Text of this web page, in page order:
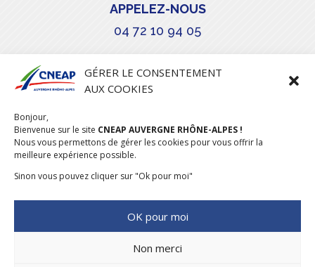
GÉRER LE CONSENTEMENT
AUX COOKIES
Bonjour,
Bienvenue sur le site CNEAP AUVERGNE RHÔNE-ALPES !
Nous vous permettons de gérer les cookies pour vous offrir la
meilleure expérience possible.
Sinon vous pouvez cliquer sur "Ok pour moi"
OK pour moi
Non merci
APPELEZ-NOUS
04 72 10 94 05

stephanie.maillot@cneap.fr